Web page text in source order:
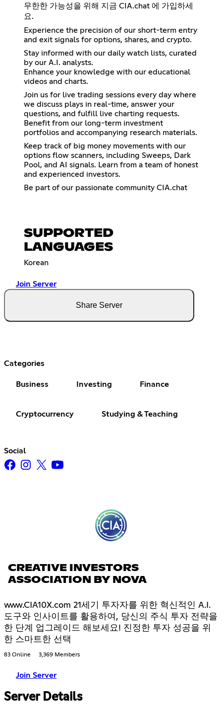
무한한 가능성을 위해 지금 CIA.chat 에 가입하세
요.
Experience the precision of our short-term entry
and exit signals for options, shares, and crypto.
Stay informed with our daily watch lists, curated
by our A.I. analysts.
Enhance your knowledge with our educational
videos and charts.
Join us for live trading sessions every day where
we discuss plays in real-time, answer your
questions, and fulfill live charting requests.
Benefit from our long-term investment
portfolios and accompanying research materials.
Keep track of big money movements with our
options flow scanners, including Sweeps, Dark
Pool, and AI signals. Learn from a team of honest
and experienced investors.
Be part of our passionate community CIA.chat
SUPPORTED
LANGUAGES
Korean
Join Server
Share Server
Categories
Business Investing Finance
Cryptocurrency Studying & Teaching
Social
CREATIVE INVESTORS
ASSOCIATION BY NOVA
www.CIA10X.com 21세기 투자자를 위한 혁신적인 A.I.
도구와 인사이트를 활용하여, 당신의 주식 투자 전략을
한 단계 업그레이드 해보세요! 진정한 투자 성공을 위
한 스마트한 선택
83 Online 3,369 Members
Join Server
Server Details